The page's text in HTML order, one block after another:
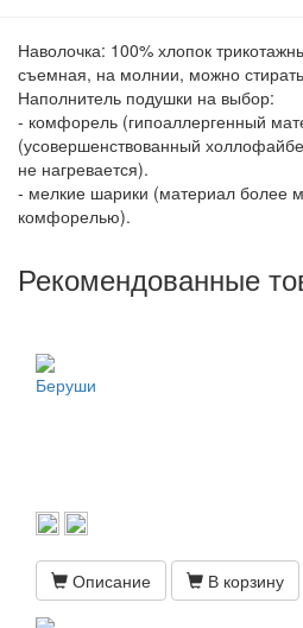
Наволочка: 100% хлопок
съемная, на молнии, можно
Наполнитель подушки на выбор:
- комфорель (гипоаллергенный
(усовершенствованный
не нагревается).
- мелкие шарики (материал более
комфорелью).
Рекомендованные
Беруши
Описание В корзину